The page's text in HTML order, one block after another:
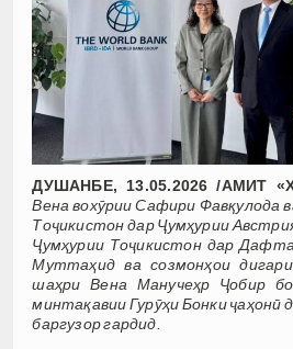
ДУШАНБЕ, 13.05.2026 /АМИТ
Вена вохӯрии Сафири Фавқулода
Тоҷикистон дар Ҷумҳурии
Ҷумҳурии Тоҷикистон дар
Муттаҳид ва созмонҳои
шаҳри Вена Манучеҳр Ҷобир
минтақавии Гурӯҳи Бонки
баргузор гардид.